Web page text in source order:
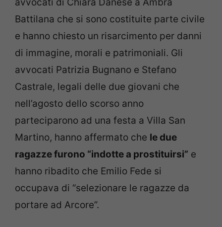
Battilana che si sono costituite parte civile
e hanno chiesto un risarcimento per danni
di immagine, morali e patrimoniali. Gli
avvocati Patrizia Bugnano e Stefano
Castrale, legali delle due giovani che
nell’agosto dello scorso anno
parteciparono ad una festa a Villa San
Martino, hanno affermato che le due
ragazze furono “indotte a prostituirsi” e
hanno ribadito che Emilio Fede si
occupava di “selezionare le ragazze da
portare ad Arcore”.